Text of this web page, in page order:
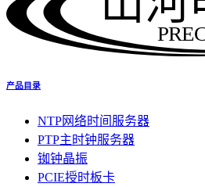
产品目录
NTP网络时间服务器
PTP主时钟服务器
铷钟晶振
PCIE授时板卡